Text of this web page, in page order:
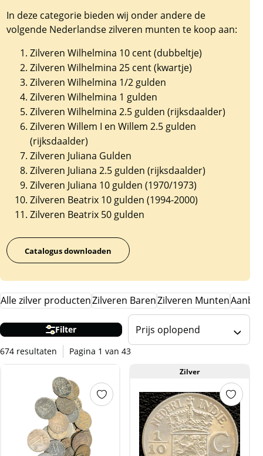
In deze categorie bieden wij onder andere de
volgende Nederlandse zilveren munten te koop aan:
Zilveren Wilhelmina 10 cent (dubbeltje)
Zilveren Wilhelmina 25 cent (kwartje)
Zilveren Wilhelmina 1/2 gulden
Zilveren Wilhelmina 1 gulden
Zilveren Wilhelmina 2.5 gulden (rijksdaalder)
Zilveren Willem I en Willem 2.5 gulden
(rijksdaalder)
Zilveren Juliana Gulden
Zilveren Juliana 2.5 gulden (rijksdaalder)
Zilveren Juliana 10 gulden (1970/1973)
Zilveren Beatrix 10 gulden (1994-2000)
Zilveren Beatrix 50 gulden
Catalogus downloaden
Alle zilver productenZilveren BarenZilveren Munten
Filter
674 resultaten
Pagina 1 van 43
Prijs oplopend
Zilver